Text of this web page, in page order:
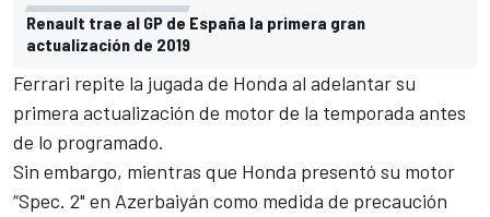
Renault trae al GP de España la primera gran
actualización de 2019
Ferrari repite la jugada de Honda al adelantar su
primera actualización de motor de la temporada antes
de lo programado.
Sin embargo, mientras que Honda presentó su motor
“Spec. 2" en Azerbaiyán como medida de precaución